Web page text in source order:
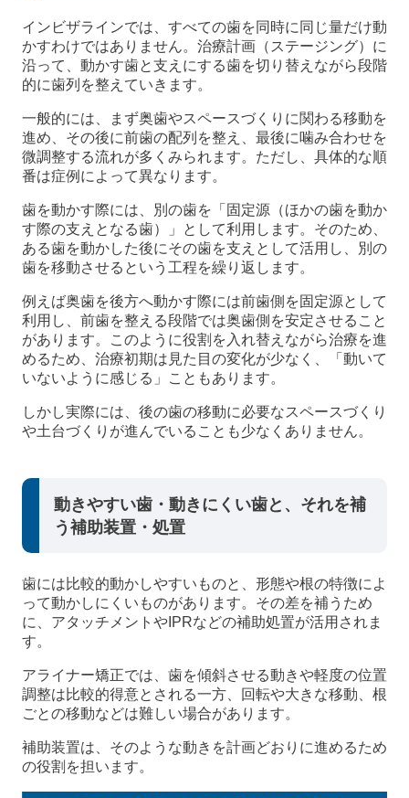
インビザラインでは、すべての歯を同時に同じ量だけ動
かすわけではありません。治療計画（ステージング）に
沿って、動かす歯と支えにする歯を切り替えながら段階
的に歯列を整えていきます。
一般的には、まず奥歯やスペースづくりに関わる移動を
進め、その後に前歯の配列を整え、最後に噛み合わせを
微調整する流れが多くみられます。ただし、具体的な順
番は症例によって異なります。
歯を動かす際には、別の歯を「固定源（ほかの歯を動か
す際の支えとなる歯）」として利用します。そのため、
ある歯を動かした後にその歯を支えとして活用し、別の
歯を移動させるという工程を繰り返します。
例えば奥歯を後方へ動かす際には前歯側を固定源として
利用し、前歯を整える段階では奥歯側を安定させること
があります。このように役割を入れ替えながら治療を進
めるため、治療初期は見た目の変化が少なく、「動いて
いないように感じる」こともあります。
しかし実際には、後の歯の移動に必要なスペースづくり
や土台づくりが進んでいることも少なくありません。
動きやすい歯・動きにくい歯と、それを補
う補助装置・処置
歯には比較的動かしやすいものと、形態や根の特徴によ
って動かしにくいものがあります。その差を補うため
に、アタッチメントやIPRなどの補助処置が活用されま
す。
アライナー矯正では、歯を傾斜させる動きや軽度の位置
調整は比較的得意とされる一方、回転や大きな移動、根
ごとの移動などは難しい場合があります。
補助装置は、そのような動きを計画どおりに進めるため
の役割を担います。